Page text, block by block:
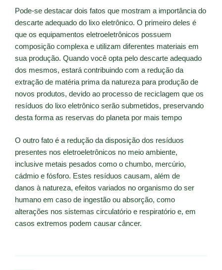
Pode-se destacar dois fatos que mostram a importância do
descarte adequado do lixo eletrônico. O primeiro deles é
que os equipamentos eletroeletrônicos possuem
composição complexa e utilizam diferentes materiais em
sua produção. Quando você opta pelo descarte adequado
dos mesmos, estará contribuindo com a redução da
extração de matéria prima da natureza para produção de
novos produtos, devido ao processo de reciclagem que os
resíduos do lixo eletrônico serão submetidos, preservando
desta forma as reservas do planeta por mais tempo
O outro fato é a redução da disposição dos resíduos
presentes nos eletroeletrônicos no meio ambiente,
inclusive metais pesados como o chumbo, mercúrio,
cádmio e fósforo. Estes resíduos causam, além de
danos à natureza, efeitos variados no organismo do ser
humano em caso de ingestão ou absorção, como
alterações nos sistemas circulatório e respiratório e, em
casos extremos podem causar câncer.